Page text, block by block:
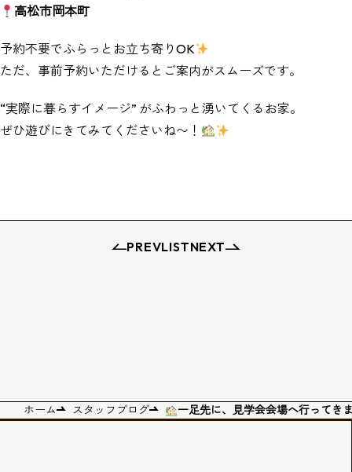
高松市岡本町
予約不要でふらっとお立ち寄りOK
ただ、事前予約いただけるとご案内がスムーズです。
“実際に暮らすイメージ” がふわっと湧いてくるお家。
ぜひ遊びにきてみてくださいね〜！
PREVLISTNEXT
ホーム スタッフブログ 一足先に、見学会会場へ行ってき